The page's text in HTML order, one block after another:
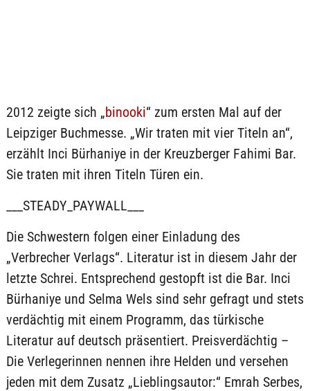
2012 zeigte sich „binooki“ zum ersten Mal auf der
Leipziger Buchmesse. „Wir traten mit vier Titeln an“,
erzählt Inci Bürhaniye in der Kreuzberger Fahimi Bar.
Sie traten mit ihren Titeln Türen ein.
___STEADY_PAYWALL___
Die Schwestern folgen einer Einladung des
„Verbrecher Verlags“. Literatur ist in diesem Jahr der
letzte Schrei. Entsprechend gestopft ist die Bar. Inci
Bürhaniye und Selma Wels sind sehr gefragt und stets
verdächtig mit einem Programm, das türkische
Literatur auf deutsch präsentiert. Preisverdächtig –
Die Verlegerinnen nennen ihre Helden und versehen
jeden mit dem Zusatz „Lieblingsautor:“ Emrah Serbes,